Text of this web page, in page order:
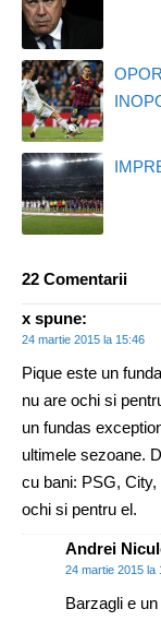
22 Comentarii
x spune:
24 martie 2015 la 15:46
Pique este un
nu are ochi si
un fundas
ultimele sezoane.
cu bani: PSG,
ochi si pentru el.
Andrei
24 martie 2015 la
Barzagli e